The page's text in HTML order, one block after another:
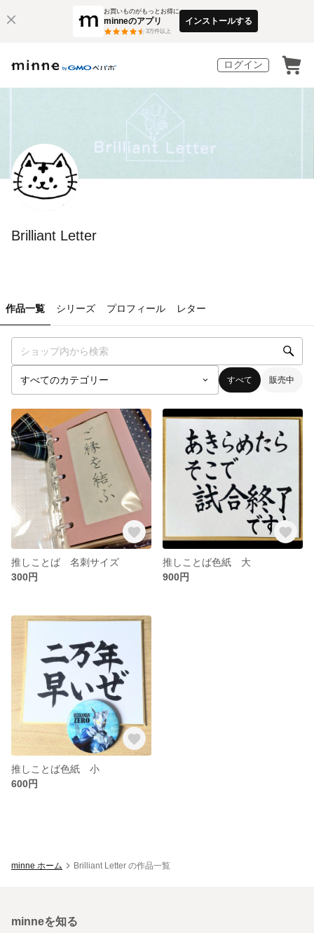
お買いものがもっとお得に
minneのアプリ
3万件以上
インストールする
ログイン
Brilliant Letter
作品一覧 シリーズ プロフィール レター
すべて 販売中
推しことば 名刺サイズ
300円
推しことば色紙 大
900円
推しことば色紙 小
600円
minne ホーム Brilliant Letter の作品一覧
minneを知る